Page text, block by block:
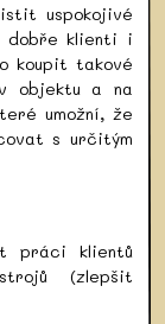
uspokojivé
dobře klienti i
koupit takové
objektu a na
umožní, že
s určitým
práci klientů
(zlepšit